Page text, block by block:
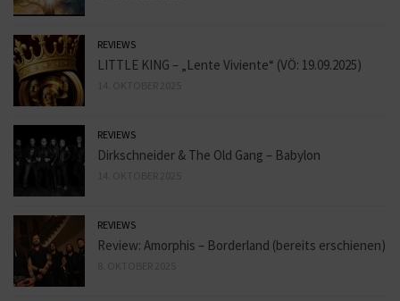
REVIEWS
LITTLE KING – „Lente Viviente“ (VÖ: 19.09.2025)
REVIEWS
Dirkschneider & The Old Gang – Babylon
REVIEWS
Review: Amorphis – Borderland (bereits erschienen)